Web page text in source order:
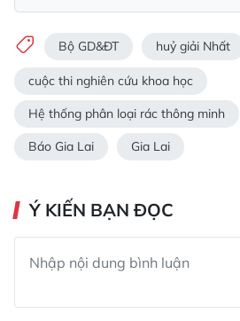
Bộ GD&ĐT huỷ giải Nhất
cuộc thi nghiên cứu khoa học
Hệ thống phân loại rác thông minh
Báo Gia Lai Gia Lai
Ý KIẾN BẠN ĐỌC